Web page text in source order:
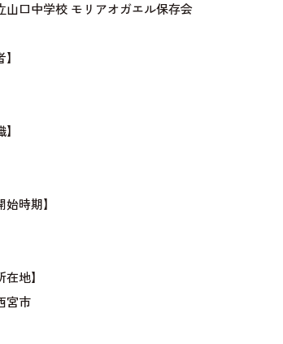
山口中学校 モリアオガエル保存会
始時期】
在地】
宮市